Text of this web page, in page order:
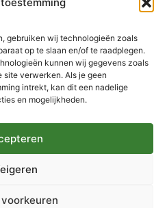
gebruiken wij technologieën zoals
op te slaan en/of te raadplegen.
kunnen wij gegevens zoals
site verwerken. Als je geen
intrekt, kan dit een nadelige
en mogelijkheden.